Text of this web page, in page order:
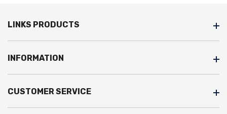
LINKS PRODUCTS
INFORMATION
CUSTOMER SERVICE